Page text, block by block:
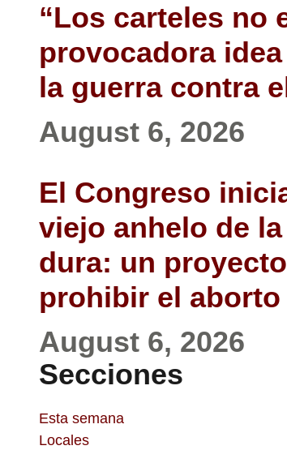
“Los carteles no
provocadora
la guerra contra
August 6, 2026
El Congreso
viejo anhelo de
dura: un
prohibir el aborto
August 6, 2026
Secciones
Esta semana
Locales